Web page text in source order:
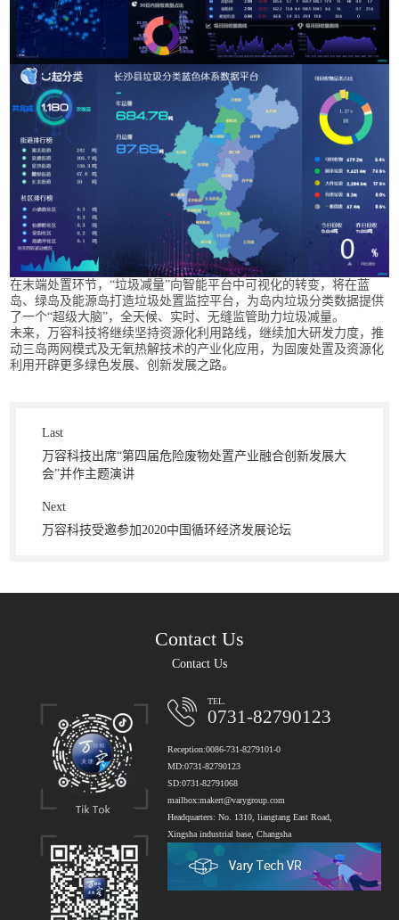
在末端处置环节，“垃圾减量”向智能平台中可视化的转变，将在蓝
岛、绿岛及能源岛打造垃圾处置监控平台，为岛内垃圾分类数据提供
了一个“超级大脑”，全天候、实时、无缝监管助力垃圾减量。
未来，万容科技将继续坚持资源化利用路线，继续加大研发力度，推
动三岛两网模式及无氧热解技术的产业化应用，为固废处置及资源化
利用开辟更多绿色发展、创新发展之路。
Last
万容科技出席“第四届危险废物处置产业融合创新发展大
会”并作主题演讲
Next
万容科技受邀参加2020中国循环经济发展论坛
Contact Us
Contact Us
TEL.
0731-82790123
Reception:0086-731-8279101-0
MD:0731-82790123
SD:0731-82791068
mailbox:makert@varygroup.com
Headquarters: No. 1310, liangtang East Road,
Xingsha industrial base, Changsha